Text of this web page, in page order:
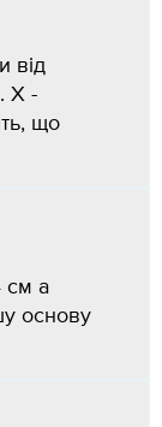
від
X -
що
см а
основу